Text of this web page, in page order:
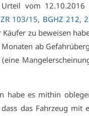
vom 12.10.2016
103/15, BGHZ 212,
Käu­fer zu be­wei­sen
Mo­na­ten ab
es mit­hin
das Fahr­zeug mit